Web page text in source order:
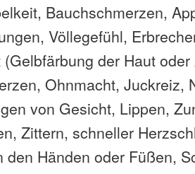
Bauchschmerzen,
Völlegefühl,
der Haut
Ohnmacht, Juckreiz,
von Gesicht, Lippen,
Zittern, schneller
den Händen oder Füßen,